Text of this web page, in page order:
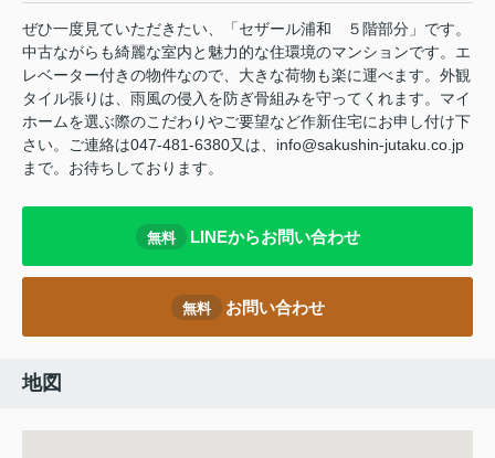
ぜひ一度見ていただきたい、「セザール浦和 ５階部分」です。
中古ながらも綺麗な室内と魅力的な住環境のマンションです。エ
レベーター付きの物件なので、大きな荷物も楽に運べます。外観
タイル張りは、雨風の侵入を防ぎ骨組みを守ってくれます。マイ
ホームを選ぶ際のこだわりやご要望など作新住宅にお申し付け下
さい。ご連絡は047-481-6380又は、info@sakushin-jutaku.co.jp
まで。お待ちしております。
無料 LINEからお問い合わせ
無料 お問い合わせ
地図